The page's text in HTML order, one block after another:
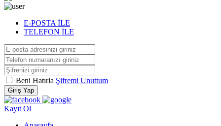
E-POSTA İLE
TELEFON İLE
Beni Hatırla Şifremi Unuttum
Giriş Yap
Kayıt Ol